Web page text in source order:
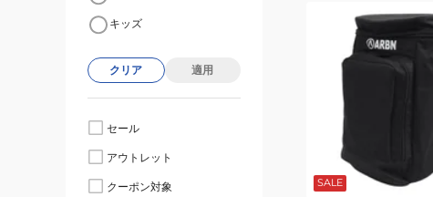
キSALE ー
キッズ
クリア 適用
セール
アウトレット
クーポン対象